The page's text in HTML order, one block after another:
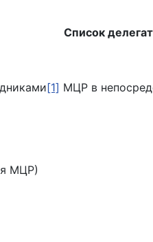
Список
[1] МЦР в
МЦР)